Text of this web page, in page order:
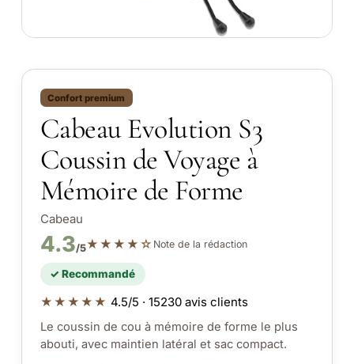
Confort premium
Cabeau Evolution S3
Coussin de Voyage à
Mémoire de Forme
Cabeau
4.3/5★★★★☆ Note de la rédaction
✓ Recommandé
★★★★★ 4.5/5 · 15230 avis clients
Le coussin de cou à mémoire de forme le plus
abouti, avec maintien latéral et sac compact.